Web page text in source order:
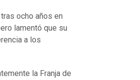
ocho años en
lamentó que su
a los
la Franja de